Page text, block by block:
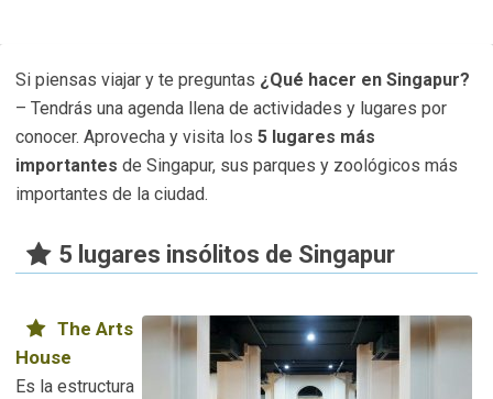
Si piensas viajar y te preguntas ¿Qué hacer en Singapur?
– Tendrás una agenda llena de actividades y lugares por
conocer. Aprovecha y visita los 5 lugares más
importantes de Singapur, sus parques y zoológicos más
importantes de la ciudad.
5 lugares insólitos de Singapur
The Arts
House
Es la estructura